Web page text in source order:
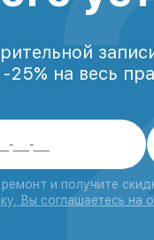
25% на весь
и получите
Вы соглашаетесь